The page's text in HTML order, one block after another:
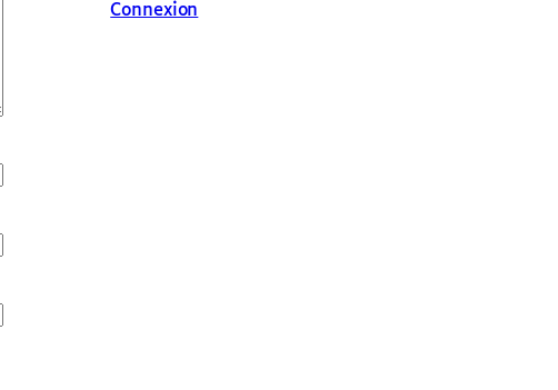
Connexion